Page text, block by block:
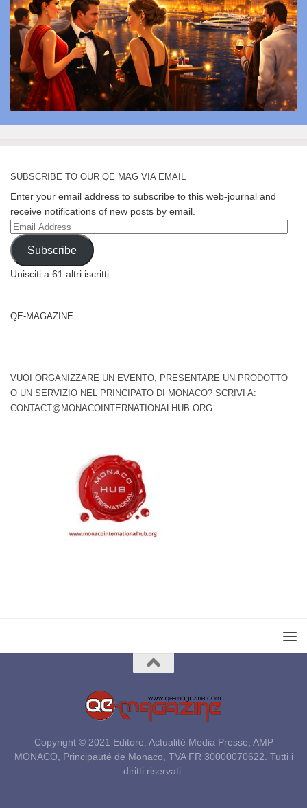
SUBSCRIBE TO OUR QE MAG VIA EMAIL
Enter your email address to subscribe to this web-journal and
receive notifications of new posts by email.
Email
Address
Subscribe
Unisciti a 61 altri iscritti
QE-MAGAZINE
VUOI ORGANIZZARE UN EVENTO, PRESENTARE UN PRODOTTO
O UN SERVIZIO NEL PRINCIPATO DI MONACO? SCRIVI A:
CONTACT@MONACOINTERNATIONALHUB.ORG
Copyright © 2021 Editore: Actualité Media Presse, AMP
MONACO, Principauté de Monaco, TVA FR 30000070622. Tutti i
diritti riservati.